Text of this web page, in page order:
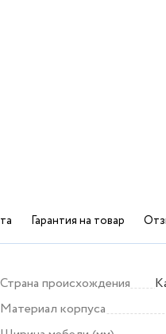
Гарантия на товар
Страна происхождения
Материал корпуса